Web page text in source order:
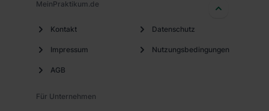
MeinPraktikum.de
Kontakt
Impressum
AGB
Datenschutz
Nutzungsbedingungen
Für Unternehmen